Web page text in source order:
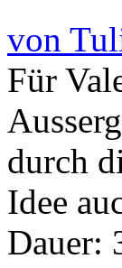
von
Für
durch
Idee
Dauer: